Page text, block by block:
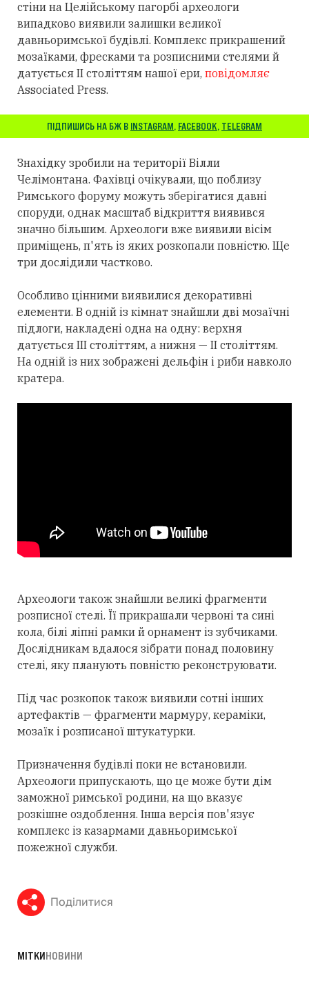
стіни на Целійському пагорбі археологи
випадково виявили залишки великої
давньоримської будівлі. Комплекс прикрашений
мозаїками, фресками та розписними стелями й
датується II століттям нашої ери, повідомляє
Associated Press.
ПІДПИШИСЬ НА БЖ В INSTAGRAM, FACEBOOK, TELEGRAM
Знахідку зробили на території Вілли
Челімонтана. Фахівці очікували, що поблизу
Римського форуму можуть зберігатися давні
споруди, однак масштаб відкриття виявився
значно більшим. Археологи вже виявили вісім
приміщень, п'ять із яких розкопали повністю. Ще
три дослідили частково.
Особливо цінними виявилися декоративні
елементи. В одній із кімнат знайшли дві мозаїчні
підлоги, накладені одна на одну: верхня
датується III століттям, а нижня — II століттям.
На одній із них зображені дельфін і риби навколо
кратера.
Археологи також знайшли великі фрагменти
розписної стелі. Її прикрашали червоні та сині
кола, білі ліпні рамки й орнамент із зубчиками.
Дослідникам вдалося зібрати понад половину
стелі, яку планують повністю реконструювати.
Під час розкопок також виявили сотні інших
артефактів — фрагменти мармуру, кераміки,
мозаїк і розписаної штукатурки.
Призначення будівлі поки не встановили.
Археологи припускають, що це може бути дім
заможної римської родини, на що вказує
розкішне оздоблення. Інша версія пов'язує
комплекс із казармами давньоримської
пожежної служби.
Поділитися
МІТКИНОВИНИ